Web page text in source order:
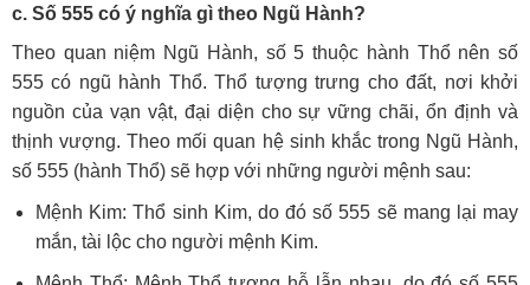
c. Số 555 có ý nghĩa gì theo Ngũ Hành?
Theo quan niệm Ngũ Hành, số 5 thuộc hành Thổ nên số
555 có ngũ hành Thổ. Thổ tượng trưng cho đất, nơi khởi
nguồn của vạn vật, đại diện cho sự vững chãi, ổn định và
thịnh vượng. Theo mối quan hệ sinh khắc trong Ngũ Hành,
số 555 (hành Thổ) sẽ hợp với những người mệnh sau:
Mệnh Kim: Thổ sinh Kim, do đó số 555 sẽ mang lại may
mắn, tài lộc cho người mệnh Kim.